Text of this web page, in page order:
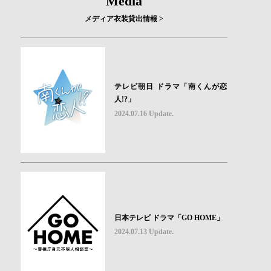
メディア衣装貸出情報 >
テレビ朝日 ドラマ「南くんが恋
人!?」
2024.07.16 Update.
日本テレビ ドラマ「GO HOME」
2024.07.13 Update.